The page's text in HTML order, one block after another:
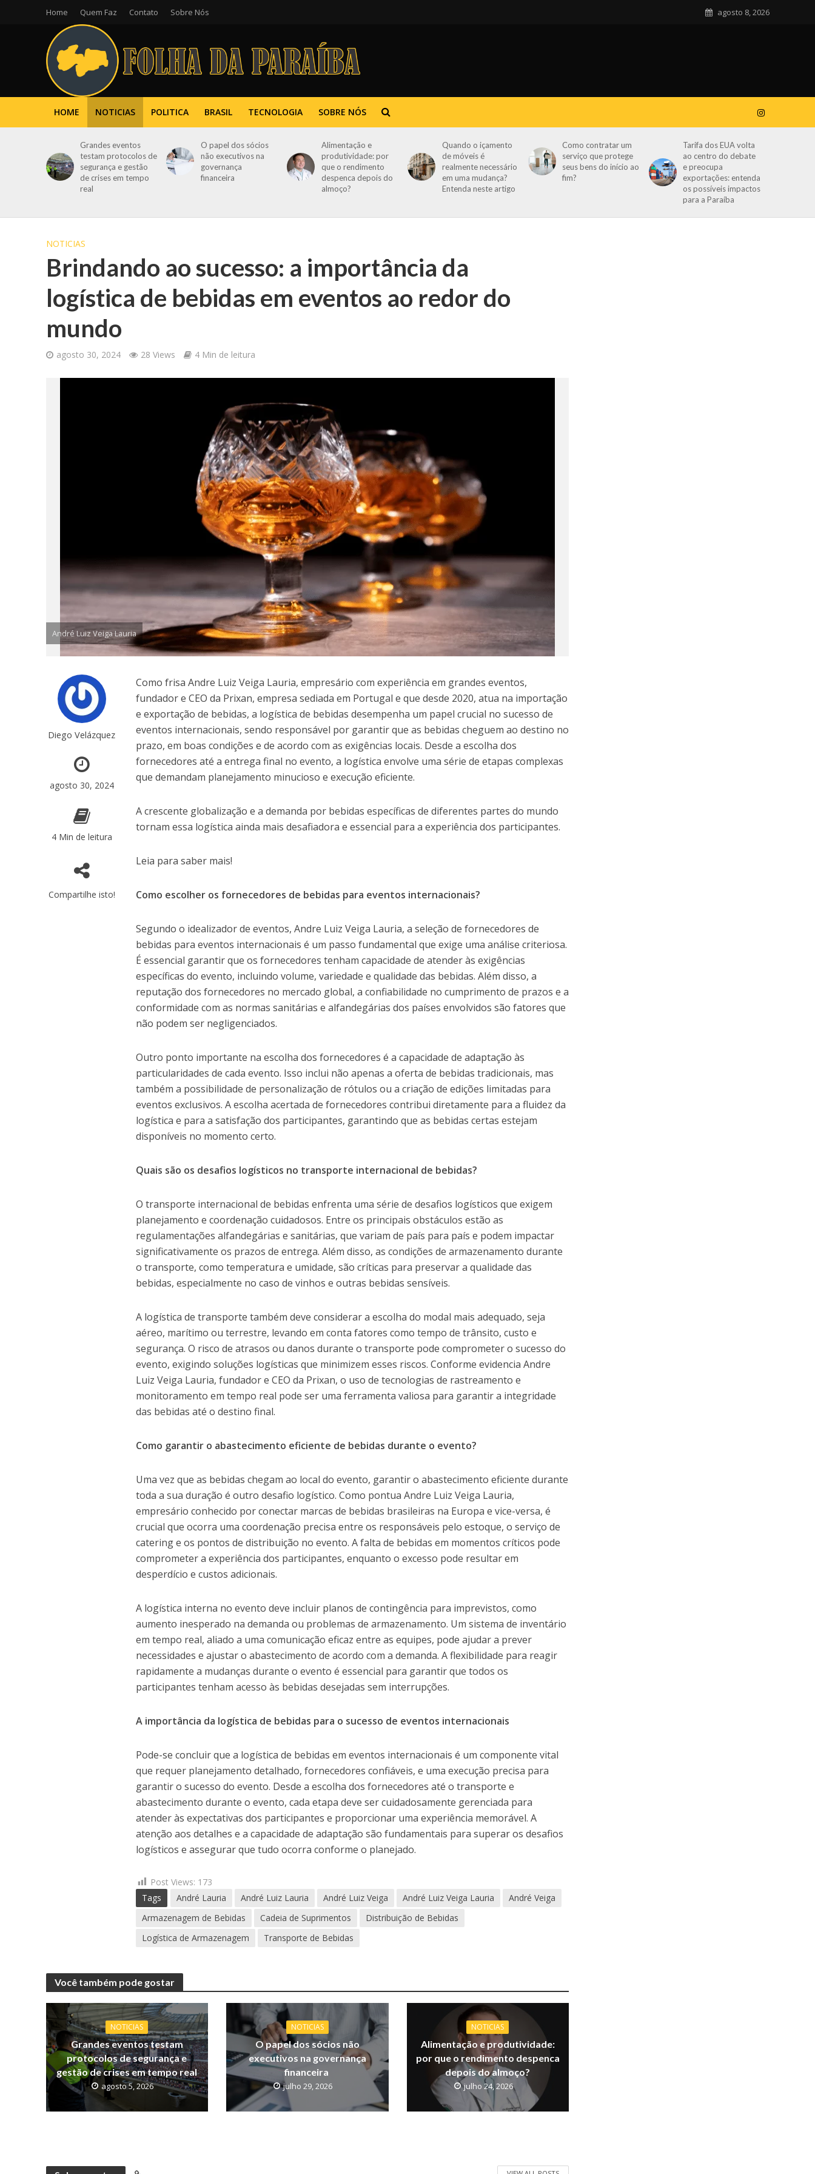
Home Quem Faz Contato Sobre Nós agosto 8, 2026
HOME NOTICIAS POLITICA BRASIL TECNOLOGIA SOBRE NÓS
Grandes eventos
testam protocolos de
segurança e gestão
de crises em tempo
real
O papel dos sócios
não executivos na
governança
financeira
Alimentação e
produtividade: por
que o rendimento
despenca depois do
almoço?
Quando o içamento
de móveis é
realmente necessário
em uma mudança?
Entenda neste artigo
Como contratar um
serviço que protege
seus bens do início ao
fim?
Tarifa dos EUA volta
ao centro do debate
e preocupa
exportações: entenda
os possíveis impactos
para a Paraíba
NOTICIAS
Brindando ao sucesso: a importância da
logística de bebidas em eventos ao redor do
mundo
agosto 30, 2024 28 Views 4 Min de leitura
André Luiz Veiga Lauria
Diego Velázquez
agosto 30, 2024
4 Min de leitura
Compartilhe isto!
Como frisa Andre Luiz Veiga Lauria, empresário com experiência em grandes eventos,
fundador e CEO da Prixan, empresa sediada em Portugal e que desde 2020, atua na importação
e exportação de bebidas, a logística de bebidas desempenha um papel crucial no sucesso de
eventos internacionais, sendo responsável por garantir que as bebidas cheguem ao destino no
prazo, em boas condições e de acordo com as exigências locais. Desde a escolha dos
fornecedores até a entrega final no evento, a logística envolve uma série de etapas complexas
que demandam planejamento minucioso e execução eficiente.
A crescente globalização e a demanda por bebidas específicas de diferentes partes do mundo
tornam essa logística ainda mais desafiadora e essencial para a experiência dos participantes.
Leia para saber mais!
Como escolher os fornecedores de bebidas para eventos internacionais?
Segundo o idealizador de eventos, Andre Luiz Veiga Lauria, a seleção de fornecedores de
bebidas para eventos internacionais é um passo fundamental que exige uma análise criteriosa.
É essencial garantir que os fornecedores tenham capacidade de atender às exigências
específicas do evento, incluindo volume, variedade e qualidade das bebidas. Além disso, a
reputação dos fornecedores no mercado global, a confiabilidade no cumprimento de prazos e a
conformidade com as normas sanitárias e alfandegárias dos países envolvidos são fatores que
não podem ser negligenciados.
Outro ponto importante na escolha dos fornecedores é a capacidade de adaptação às
particularidades de cada evento. Isso inclui não apenas a oferta de bebidas tradicionais, mas
também a possibilidade de personalização de rótulos ou a criação de edições limitadas para
eventos exclusivos. A escolha acertada de fornecedores contribui diretamente para a fluidez da
logística e para a satisfação dos participantes, garantindo que as bebidas certas estejam
disponíveis no momento certo.
Quais são os desafios logísticos no transporte internacional de bebidas?
O transporte internacional de bebidas enfrenta uma série de desafios logísticos que exigem
planejamento e coordenação cuidadosos. Entre os principais obstáculos estão as
regulamentações alfandegárias e sanitárias, que variam de país para país e podem impactar
significativamente os prazos de entrega. Além disso, as condições de armazenamento durante
o transporte, como temperatura e umidade, são críticas para preservar a qualidade das
bebidas, especialmente no caso de vinhos e outras bebidas sensíveis.
A logística de transporte também deve considerar a escolha do modal mais adequado, seja
aéreo, marítimo ou terrestre, levando em conta fatores como tempo de trânsito, custo e
segurança. O risco de atrasos ou danos durante o transporte pode comprometer o sucesso do
evento, exigindo soluções logísticas que minimizem esses riscos. Conforme evidencia Andre
Luiz Veiga Lauria, fundador e CEO da Prixan, o uso de tecnologias de rastreamento e
monitoramento em tempo real pode ser uma ferramenta valiosa para garantir a integridade
das bebidas até o destino final.
Como garantir o abastecimento eficiente de bebidas durante o evento?
Uma vez que as bebidas chegam ao local do evento, garantir o abastecimento eficiente durante
toda a sua duração é outro desafio logístico. Como pontua Andre Luiz Veiga Lauria,
empresário conhecido por conectar marcas de bebidas brasileiras na Europa e vice-versa, é
crucial que ocorra uma coordenação precisa entre os responsáveis pelo estoque, o serviço de
catering e os pontos de distribuição no evento. A falta de bebidas em momentos críticos pode
comprometer a experiência dos participantes, enquanto o excesso pode resultar em
desperdício e custos adicionais.
A logística interna no evento deve incluir planos de contingência para imprevistos, como
aumento inesperado na demanda ou problemas de armazenamento. Um sistema de inventário
em tempo real, aliado a uma comunicação eficaz entre as equipes, pode ajudar a prever
necessidades e ajustar o abastecimento de acordo com a demanda. A flexibilidade para reagir
rapidamente a mudanças durante o evento é essencial para garantir que todos os
participantes tenham acesso às bebidas desejadas sem interrupções.
A importância da logística de bebidas para o sucesso de eventos internacionais
Pode-se concluir que a logística de bebidas em eventos internacionais é um componente vital
que requer planejamento detalhado, fornecedores confiáveis, e uma execução precisa para
garantir o sucesso do evento. Desde a escolha dos fornecedores até o transporte e
abastecimento durante o evento, cada etapa deve ser cuidadosamente gerenciada para
atender às expectativas dos participantes e proporcionar uma experiência memorável. A
atenção aos detalhes e a capacidade de adaptação são fundamentais para superar os desafios
logísticos e assegurar que tudo ocorra conforme o planejado.
Post Views: 173
Tags
André Lauria André Luiz Lauria André Luiz Veiga André Luiz Veiga Lauria
André Veiga
Armazenagem de Bebidas
Cadeia de Suprimentos
Distribuição de Bebidas
Logística de Armazenagem
Transporte de Bebidas
Você também pode gostar
NOTICIAS
Grandes eventos testam
protocolos de segurança e
gestão de crises em tempo real
agosto 5, 2026
NOTICIAS
O papel dos sócios não
executivos na governança
financeira
julho 29, 2026
NOTICIAS
Alimentação e produtividade:
por que o rendimento despenca
depois do almoço?
julho 24, 2026